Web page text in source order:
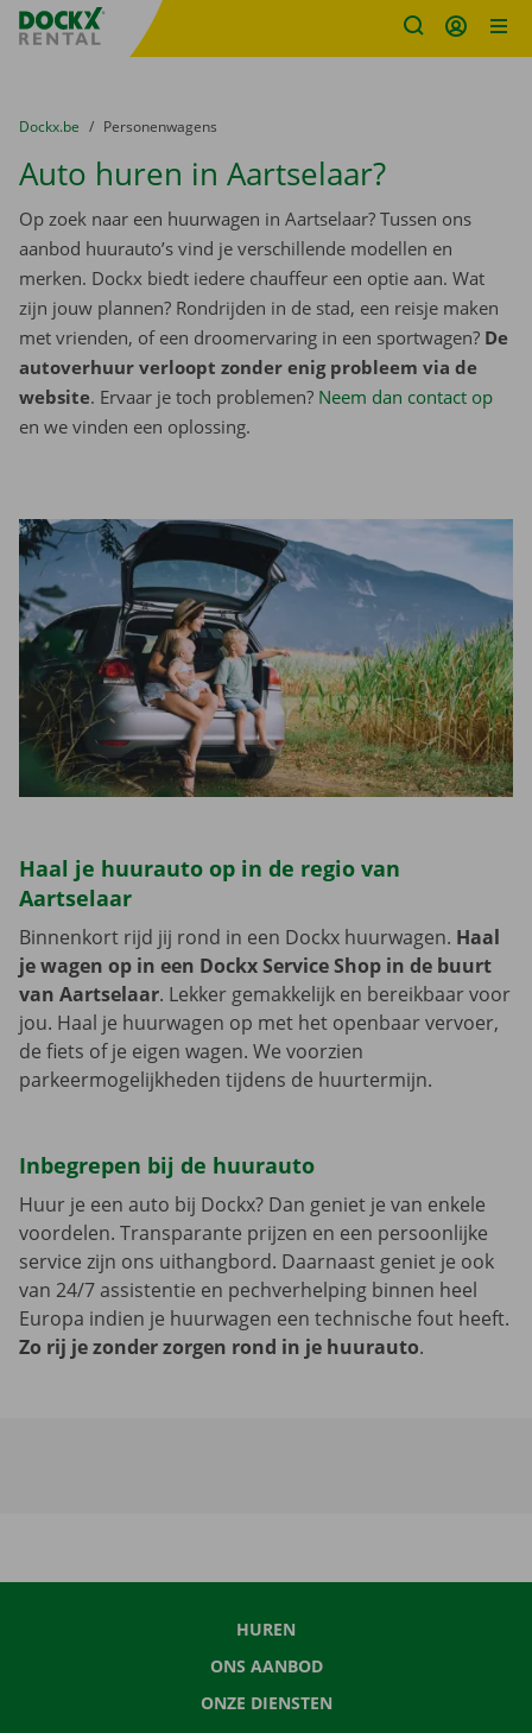
Fratello DEMO
U bevindt zich hier:
van
Dockx.be naar
Personenwagens
Auto huren in Aartselaar?
Op zoek naar een huurwagen in Aartselaar? Tussen ons
aanbod huurauto’s vind je verschillende modellen en
merken. Dockx biedt iedere chauffeur een optie aan. Wat
zijn jouw plannen? Rondrijden in de stad, een reisje maken
met vrienden, of een droomervaring in een sportwagen? De
autoverhuur verloopt zonder enig probleem via de
website. Ervaar je toch problemen? Neem dan contact op
en we vinden een oplossing.
Haal je huurauto op in de regio van
Aartselaar
Binnenkort rijd jij rond in een Dockx huurwagen. Haal
je wagen op in een Dockx Service Shop in de buurt
van Aartselaar. Lekker gemakkelijk en bereikbaar voor
jou. Haal je huurwagen op met het openbaar vervoer,
de fiets of je eigen wagen. We voorzien
parkeermogelijkheden tijdens de huurtermijn.
Inbegrepen bij de huurauto
Huur je een auto bij Dockx? Dan geniet je van enkele
voordelen. Transparante prijzen en een persoonlijke
service zijn ons uithangbord. Daarnaast geniet je ook
van 24/7 assistentie en pechverhelping binnen heel
Europa indien je huurwagen een technische fout heeft.
Zo rij je zonder zorgen rond in je huurauto.
HUREN
ONS AANBOD
ONZE DIENSTEN